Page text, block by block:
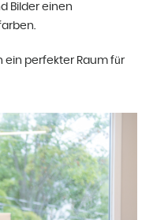
Bilder einen
ein perfekter Raum für